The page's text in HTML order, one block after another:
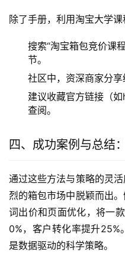
除了手册，利用淘宝大学课
搜索“淘宝箱包竞价课
节。
社区中，资深商家分享
建议收藏官方链接（
查阅。
四、成功案例与总结
通过这些方法与策略的灵
烈的箱包市场中脱颖而出
词出价和页面优化，将一
0%，客户转化率提升
是数据驱动的科学策略。